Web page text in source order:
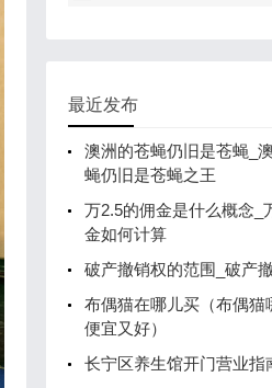
最近发布
澳洲的苍蝇仍旧是苍蝇_
蝇仍旧是苍蝇之王
万2.5的佣金是什么概念_
金如何计算
破产撤销权的范围_破产
布偶猫在哪儿买（布偶猫
便宜又好）
长宁区养生馆开门营业指